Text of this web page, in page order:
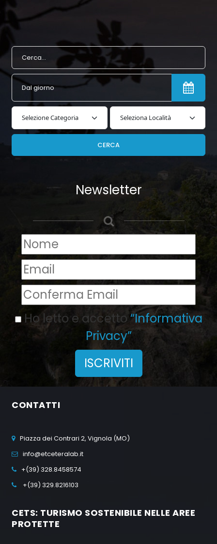
Newsletter
Ho letto e accetto “Informativa
Privacy”
ISCRIVITI
CONTATTI
Piazza dei Contrari 2, Vignola (MO)
info@etceteralab.it
+(39) 328.8458574
+(39) 329.8216103
CETS: TURISMO SOSTENIBILE NELLE AREE
PROTETTE